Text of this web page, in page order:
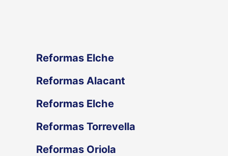
Reformas Elche
Reformas Alacant
Reformas Elche
Reformas Torrevella
Reformas Oriola